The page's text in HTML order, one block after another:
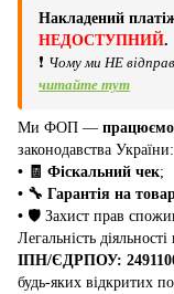
Накладений
НЕДОСТУПНИЙ.
❗ Чому ми НЕ
читайте тут
Ми ФОП — працюємо
законодавства України:
• 🧾 Фіскальний чек;
• 🔧 Гарантія на
• 🛡️ Захист прав
Легальність
ІПН/ЄДРПОУ:
будь-яких відкритих